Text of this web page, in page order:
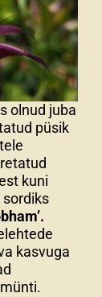
olnud juba
püsik
kuni
kasvuga